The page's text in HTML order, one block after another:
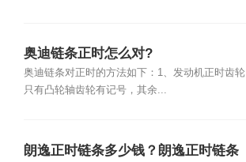
奥迪链条正时怎么对?
奥迪链条对正时的方法如下：1、发动机正时齿轮
只有凸轮轴齿轮有记号，其余...
朗逸正时链条多少钱？朗逸正时链条